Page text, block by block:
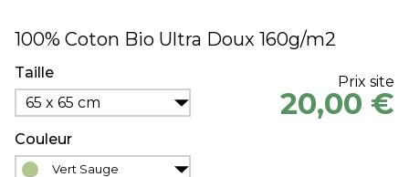
100% Coton Bio Ultra Doux 160g/m2
Taille
65 x 65 cm
Couleur
Vert Sauge
Prix site
20,00 €